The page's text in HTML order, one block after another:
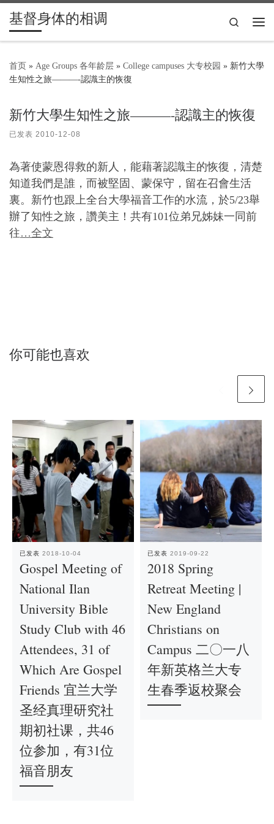
Skip to content
基督身体的相调
Search
首页 » Age Groups 各年龄层 » College campuses 大专校园 » 新竹大學
生知性之旅———-認識主的恢復
新竹大學生知性之旅———-認識主的恢復
已发表 2010-12-08
為著使蒙恩得救的新人，能藉著認識主的恢復，清楚
知道我們是誰，而被堅固、蒙保守，留在召會生活
裏。新竹也跟上全台大學福音工作的水流，於5/23舉
辦了知性之旅，讚美主！共有101位弟兄姊妹一同前
往…全文
你可能也喜欢
已发表 2018-10-04
Gospel Meeting of
National Ilan
University Bible
Study Club with 46
Attendees, 31 of
Which Are Gospel
Friends 宜兰大学
圣经真理研究社
期初社课，共46
位参加，有31位
福音朋友
已发表 2019-09-22
2018 Spring
Retreat Meeting |
New England
Christians on
Campus 二〇一八
年新英格兰大专
生春季返校聚会